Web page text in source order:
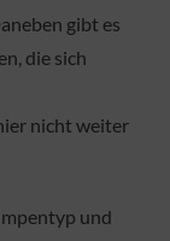
gibt es
die sich
nicht weiter
und